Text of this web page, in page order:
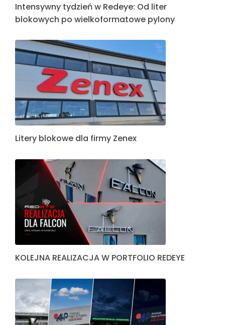
Intensywny tydzień w Redeye: Od liter
blokowych po wielkoformatowe pylony
Litery blokowe dla firmy Zenex
KOLEJNA REALIZACJA W PORTFOLIO REDEYE